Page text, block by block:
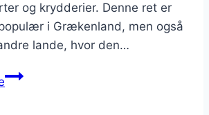
og krydderier. Denne ret er
i Grækenland, men også
lande, hvor den…
Græskefrikadeller